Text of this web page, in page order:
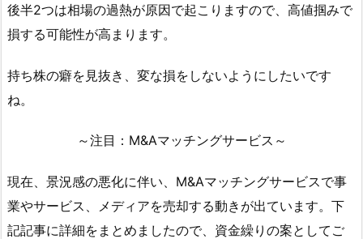
後半2つは相場の過熱が原因で起こりますので、高値掴みで
損する可能性が高まります。
持ち株の癖を見抜き、変な損をしないようにしたいです
ね。
～注目：M&Aマッチングサービス～
現在、景況感の悪化に伴い、M&Aマッチングサービスで事
業やサービス、メディアを売却する動きが出ています。下
記記事に詳細をまとめましたので、資金繰りの案としてご